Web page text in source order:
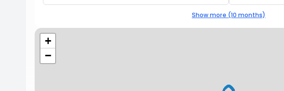
Show more (10 months)
+
−